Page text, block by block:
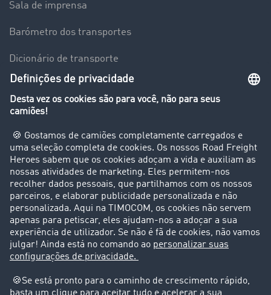
Sala de imprensa
Barómetro dos transportes
Dicionário de transporte
Visão geral da Bolsa de Cargas
Clientes recomendam clientes
Casos de sucesso
Suporte
Suporte
Avisos legais